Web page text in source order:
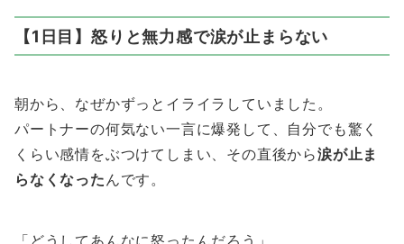
【1日目】怒りと無力感で涙が止まらない
朝から、なぜかずっとイライラしていました。
パートナーの何気ない一言に爆発して、自分でも驚く
くらい感情をぶつけてしまい、その直後から涙が止ま
らなくなった んです。
「どうしてあんなに怒ったんだろう」